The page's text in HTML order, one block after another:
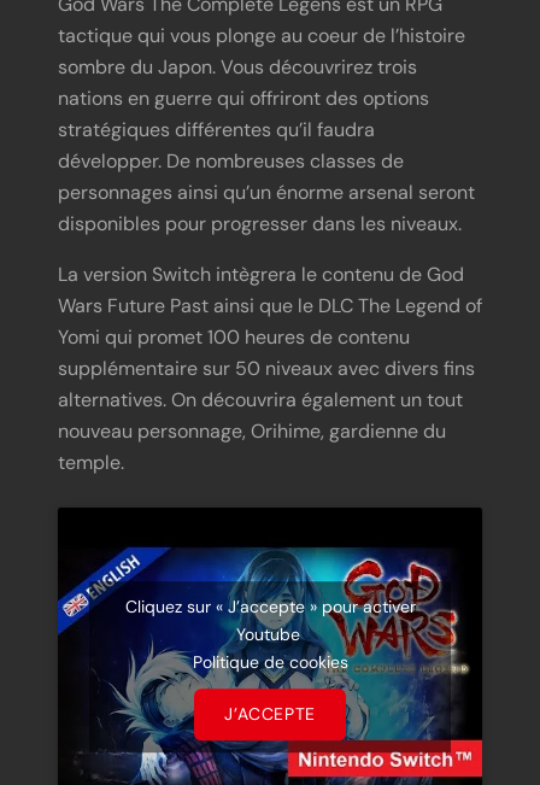
tactique qui vous plonge au coeur de l’histoire
sombre du Japon. Vous découvrirez trois
nations en guerre qui offriront des options
stratégiques différentes qu’il faudra
développer. De nombreuses classes de
personnages ainsi qu’un énorme arsenal seront
disponibles pour progresser dans les niveaux.
La version Switch intègrera le contenu de God
Wars Future Past ainsi que le DLC The Legend of
Yomi qui promet 100 heures de contenu
supplémentaire sur 50 niveaux avec divers fins
alternatives. On découvrira également un tout
nouveau personnage, Orihime, gardienne du
temple.
Cliquez sur « J’accepte » pour activer
Youtube
Politique de cookies
J’ACCEPTE